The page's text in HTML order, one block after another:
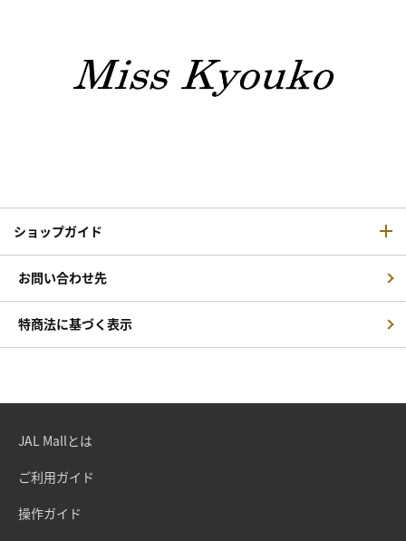
ショップガイド
お問い合わせ先
特商法に基づく表示
JAL Mallとは
ご利用ガイド
操作ガイド